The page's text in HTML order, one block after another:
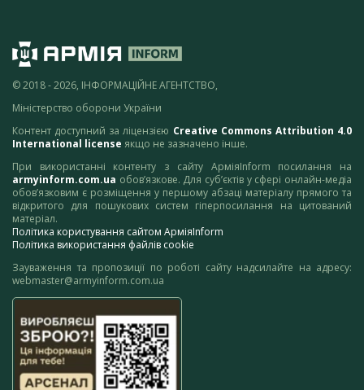
© 2018 - 2026, ІНФОРМАЦІЙНЕ АГЕНТСТВО,
Міністерство оборони України
Контент доступний за ліцензією Creative Commons Attribution 4.0
International license якщо не зазначено інше.
При використанні контенту з сайту АрміяInform посилання на
armyinform.com.ua обов’язкове. Для суб’єктів у сфері онлайн-медіа
обов’язковим є розміщення у першому абзаці матеріалу прямого та
відкритого для пошукових систем гіперпосилання на цитований
матеріал.
Політика користування сайтом АрміяInform
Політика використання файлів cookie
Зауваження та пропозиції по роботі сайту надсилайте на адресу:
webmaster@armyinform.com.ua